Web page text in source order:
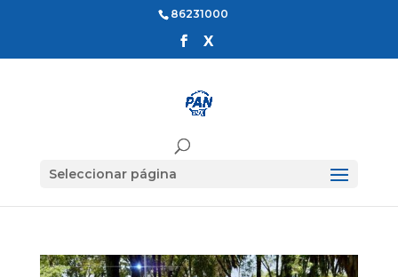
86231000
Seleccionar página